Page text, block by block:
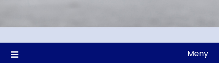
Meny